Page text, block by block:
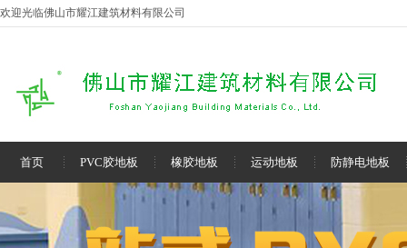
欢迎光临佛山市耀江建筑材料有限公司
首页 PVC胶地板 橡胶地板 运动地板 防静电地板